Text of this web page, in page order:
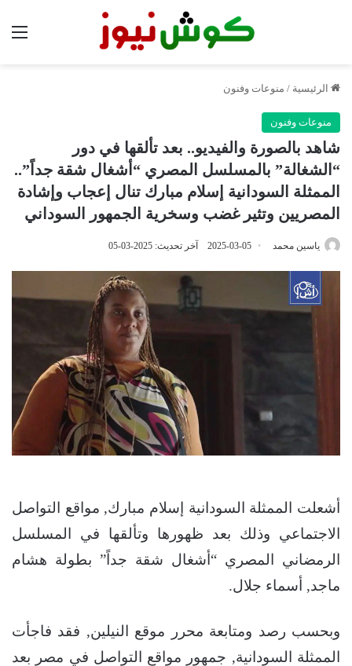
الرئيسية / منوعات وفنون
منوعات وفنون
شاهد بالصورة والفيديو.. بعد تألقها في دور
“الشغالة” بالمسلسل المصري “أشغال شقة جداً”..
الممثلة السودانية إسلام مبارك تنال إعجاب وإشادة
المصريين وتثير غضب وسخرية الجمهور السوداني
ياسين محمد 2025-03-05 آخر تحديث: 2025-03-05
أشعلت الممثلة السودانية إسلام مبارك, مواقع التواصل
الاجتماعي وذلك بعد ظهورها وتألقها في المسلسل
الرمضاني المصري “أشغال شقة جداً” بطولة هشام
ماجد, أسماء جلال.
وبحسب رصد ومتابعة محرر موقع النيلين, فقد فاجأت
الممثلة السودانية, جمهور مواقع التواصل في مصر بعد